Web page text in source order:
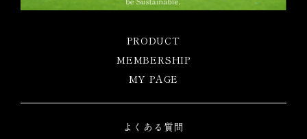
PRODUCT
MEMBERSHIP
MY PAGE
よくある質問